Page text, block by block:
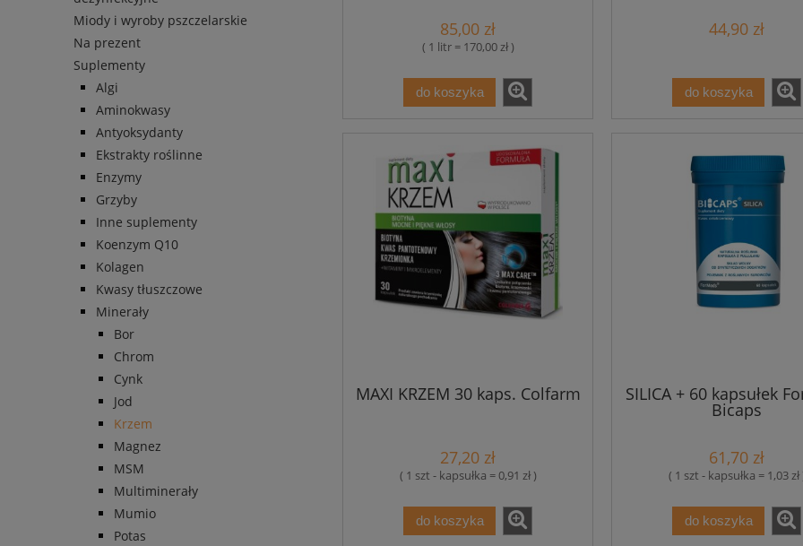
Miody i wyroby pszczelarskie
Na prezent
Suplementy
Algi
Aminokwasy
Antyoksydanty
Ekstrakty roślinne
Enzymy
Grzyby
Inne suplementy
Koenzym Q10
Kolagen
Kwasy tłuszczowe
Minerały
Bor
Chrom
Cynk
Jod
Krzem
Magnez
MSM
Multiminerały
Mumio
Potas
85,00 zł
( 1 litr = 170,00 zł )
do koszyka
44,90 zł
do koszyka
MAXI KRZEM 30 kaps. Colfarm
27,20 zł
( 1 szt - kapsułka = 0,91 zł )
do koszyka
SILICA + 60 kapsułek
Bicaps
61,70 zł
( 1 szt - kapsułka = 1,03 zł
do koszyka